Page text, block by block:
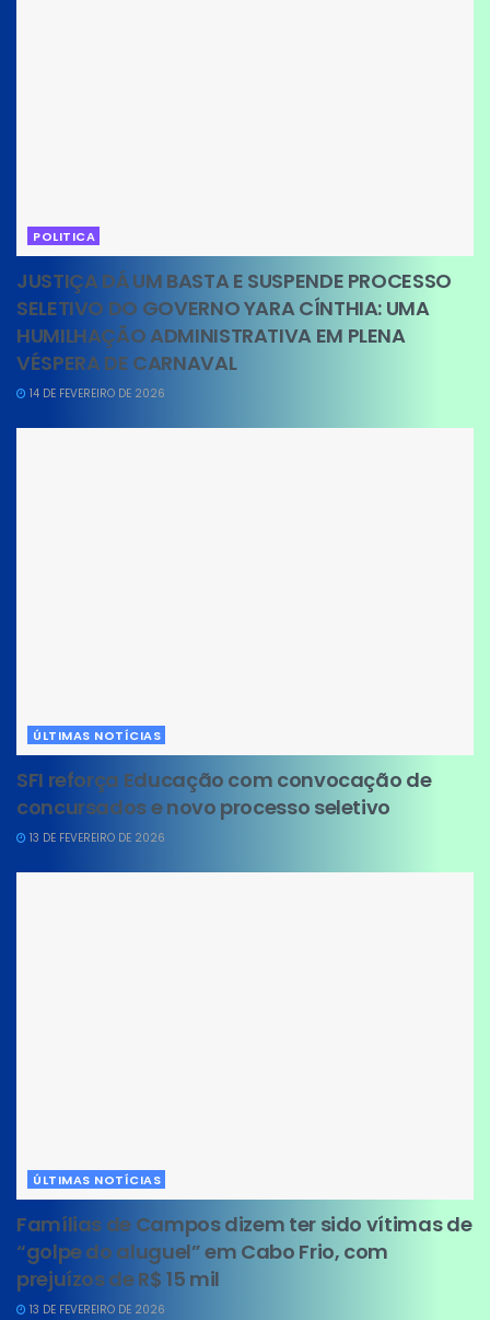
POLITICA
JUSTIÇA DÁ UM BASTA E SUSPENDE PROCESSO
SELETIVO DO GOVERNO YARA CÍNTHIA: UMA
HUMILHAÇÃO ADMINISTRATIVA EM PLENA
VÉSPERA DE CARNAVAL
14 DE FEVEREIRO DE 2026
ÚLTIMAS NOTÍCIAS
SFI reforça Educação com convocação de
concursados e novo processo seletivo
13 DE FEVEREIRO DE 2026
ÚLTIMAS NOTÍCIAS
Famílias de Campos dizem ter sido vítimas de
“golpe do aluguel” em Cabo Frio, com
prejuízos de R$ 15 mil
13 DE FEVEREIRO DE 2026